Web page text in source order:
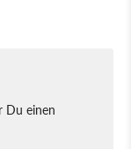
Du einen